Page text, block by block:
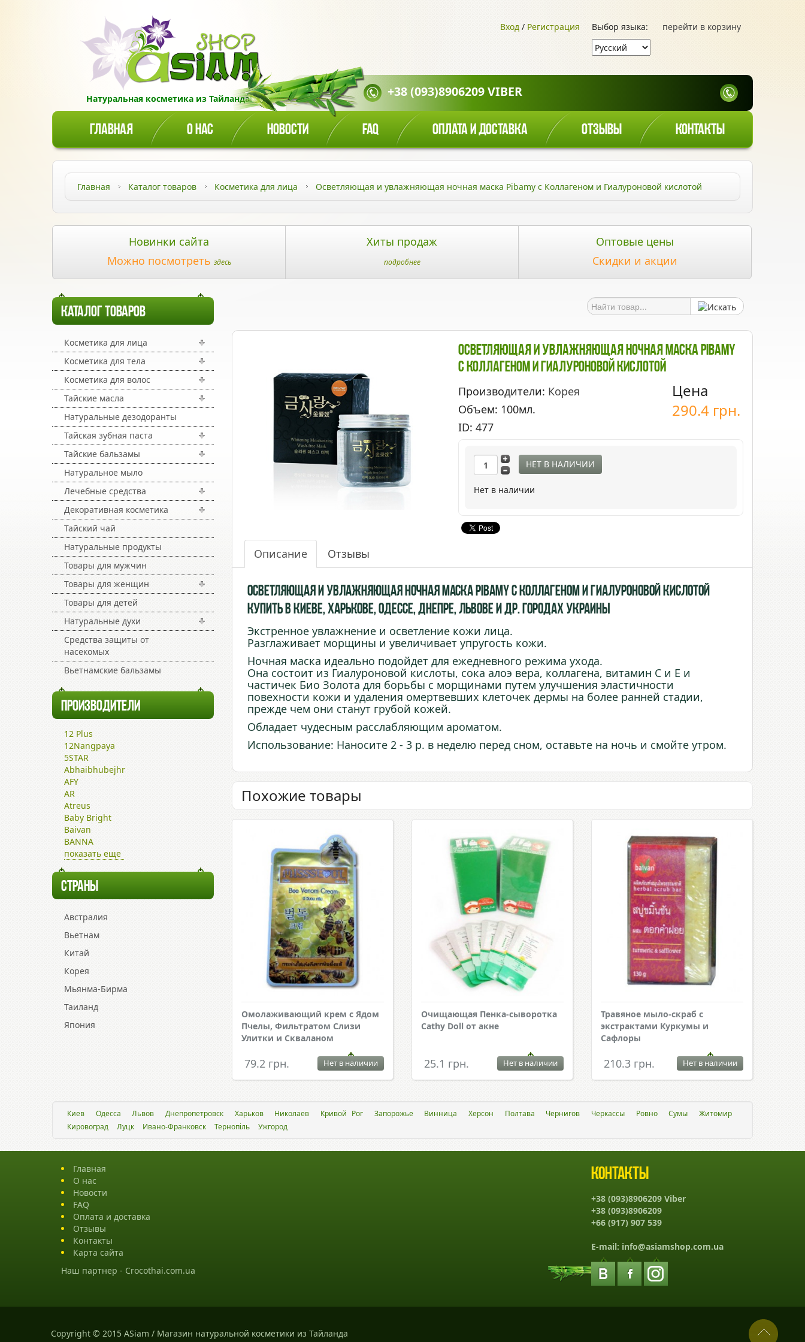
Натуральная косметика из Тайланда!
перейти в корзину
Выбор языка:
Вход / Регистрация
+38 (093)8906209 VIBER
ГЛАВНАЯ О НАС НОВОСТИ FAQ ОПЛАТА И ДОСТАВКА ОТЗЫВЫ КОНТАКТЫ
Главная Каталог товаров Косметика для лица Осветляющая и увлажняющая ночная маска Pibamy с Коллагеном и Гиалуроновой кислотой
Новинки сайта
Можно посмотреть здесь
Хиты продаж
подробнее
Оптовые цены
Скидки и акции
КАТАЛОГ ТОВАРОВ
Косметика для лица
Косметика для тела
Косметика для волос
Тайские масла
Натуральные дезодоранты
Тайская зубная паста
Тайские бальзамы
Натуральное мыло
Лечебные средства
Декоративная косметика
Тайский чай
Натуральные продукты
Товары для мужчин
Товары для женщин
Товары для детей
Натуральные духи
Средства защиты от
насекомых
Вьетнамские бальзамы
ПРОИЗВОДИТЕЛИ
12 Plus
12Nangpaya
5STAR
Abhaibhubejhr
AFY
AR
Atreus
Baby Bright
Baivan
BANNA
показать еще
СТРАНЫ
Австралия
Вьетнам
Китай
Корея
Мьянма-Бирма
Таиланд
Япония
Осветляющая И Увлажняющая Ночная Маска Pibamy
С Коллагеном И Гиалуроновой Кислотой
Производители: Корея
Объем: 100мл.
ID: 477
Цена
290.4 грн.
НЕТ В НАЛИЧИИ
Нет в наличии
Описание Отзывы
Осветляющая и увлажняющая ночная маска Pibamy с Коллагеном и Гиалуроновой кислотой
купить в Киеве, Харькове, Одессе, Днепре, Львове и др. городах Украины
Экстренное увлажнение и осветление кожи лица.
Разглаживает морщины и увеличивает упругость кожи.
Ночная маска идеально подойдет для ежедневного режима ухода.
Она состоит из Гиалуроновой кислоты, сока алоэ вера, коллагена, витамин С и Е и
частичек Био Золота для борьбы с морщинами путем улучшения эластичности
повехности кожи и удаления омертвевших клеточек дермы на более ранней стадии,
прежде чем они станут грубой кожей.
Обладает чудесным расслабляющим ароматом.
Использование: Наносите 2 - 3 р. в неделю перед сном, оставьте на ночь и смойте утром.
Похожие товары
Омолаживающий крем с Ядом
Пчелы, Фильтратом Слизи
Улитки и Скваланом
79.2 грн. Нет в наличии
Очищающая Пенка-сыворотка
Cathy Doll от акне
25.1 грн. Нет в наличии
Травяное мыло-скраб с
экстрактами Куркумы и
Сафлоры
210.3 грн. Нет в наличии
Киев Одесса Львов Днепропетровск Харьков Николаев Кривой Рог Запорожье Винница Херсон Полтава Чернигов Черкассы Ровно Сумы
Житомир
Кировоград
Луцк Ивано-Франковск Тернопіль Ужгород
Главная
О нас
Новости
FAQ
Оплата и доставка
Отзывы
Контакты
Карта сайта
Наш партнер - Crocothai.com.ua
Контакты
+38 (093)8906209 Viber
+38 (093)8906209
+66 (917) 907 539
E-mail: info@asiamshop.com.ua
Copyright © 2015 ASiam / Магазин натуральной косметики из Тайланда